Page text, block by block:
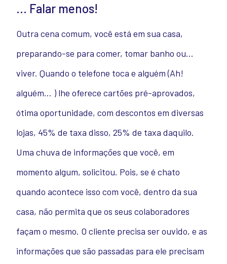
… Falar menos!
Outra cena comum, você está em sua casa,
preparando-se para comer, tomar banho ou…
viver. Quando o telefone toca e alguém (Ah!
alguém… ) lhe oferece cartões pré-aprovados,
ótima oportunidade, com descontos em diversas
lojas, 45% de taxa disso, 25% de taxa daquilo.
Uma chuva de informações que você, em
momento algum, solicitou. Pois, se é chato
quando acontece isso com você, dentro da sua
casa, não permita que os seus colaboradores
façam o mesmo. O cliente precisa ser ouvido, e as
informações que são passadas para ele precisam